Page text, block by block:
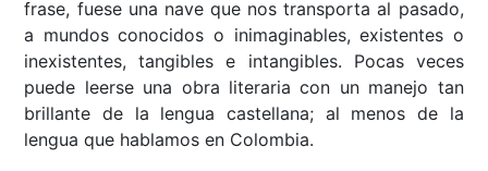
frase, fuese una nave que nos transporta al pasado,
a mundos conocidos o inimaginables, existentes o
inexistentes, tangibles e intangibles. Pocas veces
puede leerse una obra literaria con un manejo tan
brillante de la lengua castellana; al menos de la
lengua que hablamos en Colombia.